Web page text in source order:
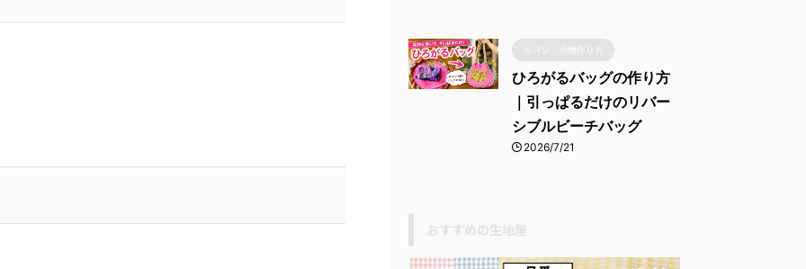
カバン・小物作り方
ひろがるバッグの作り方
｜引っぱるだけのリバー
シブルビーチバッグ
2026/7/21